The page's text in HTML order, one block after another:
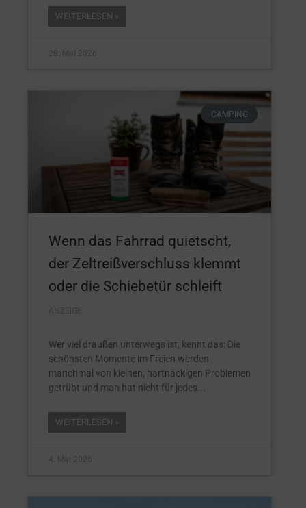
WEITERLESEN »
28. Mai 2026
CAMPING
Wenn das Fahrrad quietscht,
der Zeltreißverschluss klemmt
oder die Schiebetür schleift
Wer viel draußen unterwegs ist, kennt das: Die
schönsten Momente im Freien werden
manchmal von kleinen, hartnäckigen Problemen
getrübt und man hat nicht für jedes
WEITERLESEN »
4. Mai 2026